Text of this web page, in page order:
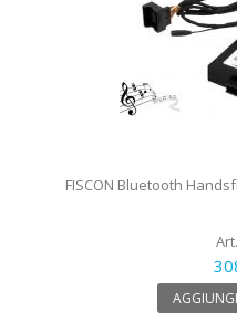
FISCON Bluetooth